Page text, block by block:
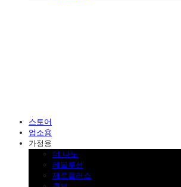
스토어
업소용
가정용
더 나노
레볼루션
제로플러스